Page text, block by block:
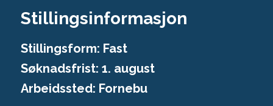
Stillingsinformasjon
Stillingsform: Fast
Søknadsfrist: 1. august
Arbeidssted: Fornebu